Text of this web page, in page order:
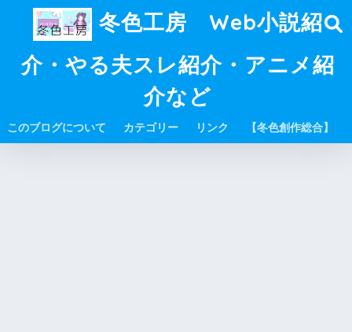
冬色工房 Web小説紹
介・やる夫スレ紹介・アニメ紹
介など
このブログについて カテゴリー リンク 【冬色創作総合】